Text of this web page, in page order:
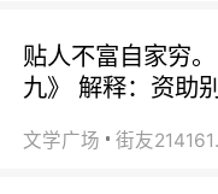
贴人不富自家穷
九》 解释：资助
文学广场